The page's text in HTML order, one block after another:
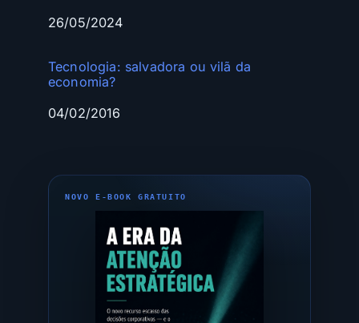
Data
26/05/2024
Tecnologia: salvadora ou vilã da
economia?
Data
04/02/2016
NOVO E-BOOK GRATUITO